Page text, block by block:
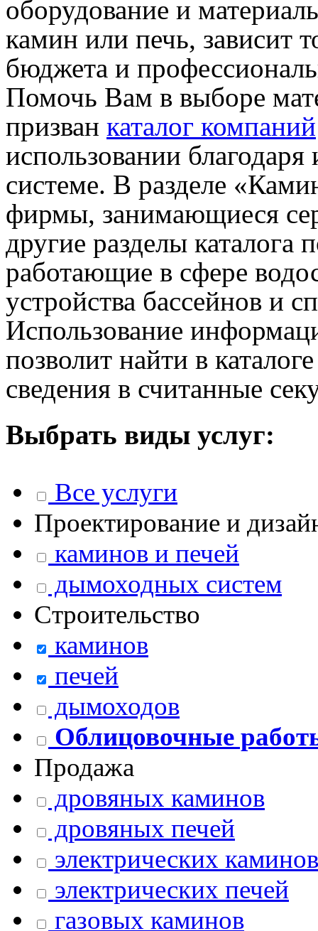
оборудование и
камин или печь, зависит
бюджета и
Помочь Вам в выборе
призван каталог компаний
использовании
системе. В разделе
фирмы, занимающиеся
другие разделы каталога
работающие в сфере
устройства бассейнов и
Использование
позволит найти в
сведения в считанные
Выбрать виды услуг:
Все услуги
Проектирование и
каминов и печей
дымоходных систем
Строительство
каминов
печей
дымоходов
Облицовочные
Продажа
дровяных каминов
дровяных печей
электрических каминов
электрических печей
газовых каминов